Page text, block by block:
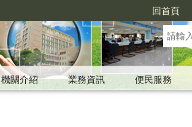
回首頁
機關介紹 業務資訊 便民服務